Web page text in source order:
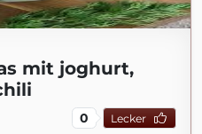
mit joghurt,
0 Lecker